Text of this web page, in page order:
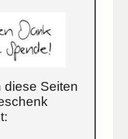
diese Seiten